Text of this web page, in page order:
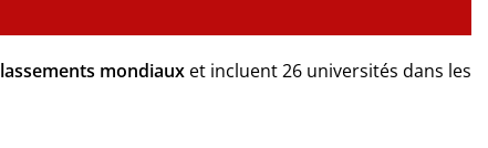
mondiaux et incluent 26 universités dans les